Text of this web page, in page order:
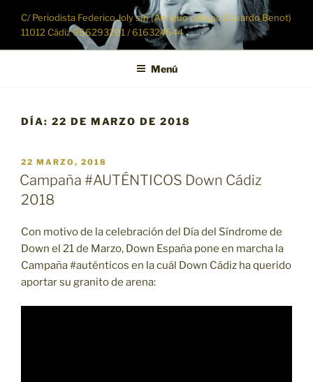
C/ Periodista Federico Joly s/n (Antiguo colegio Eduardo Benot)
11012 Cádiz 956293201 / 616324544
Menú
DÍA: 22 DE MARZO DE 2018
PUBLICADO
EL
22 MARZO, 2018
Campaña #AUTÉNTICOS Down Cádiz
2018
Con motivo de la celebración del Día del Síndrome de
Down el 21 de Marzo, Down España pone en marcha la
Campaña #auténticos en la cuál Down Cádiz ha querido
aportar su granito de arena: